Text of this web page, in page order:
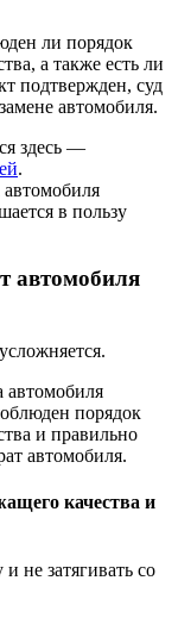
ли порядок
а также есть ли
подтвержден, суд
автомобиля.
здесь —
.
автомобиля
в пользу
автомобиля
автомобиля
порядок
и правильно
автомобиля.
качества и
не затягивать со